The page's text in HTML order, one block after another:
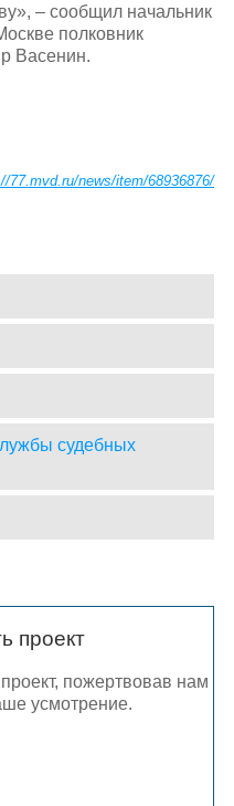
– сообщил начальник
полковник
Васенин.
77.mvd.ru/news/item/68936876/
судебных
проект
пожертвовав нам
усмотрение.